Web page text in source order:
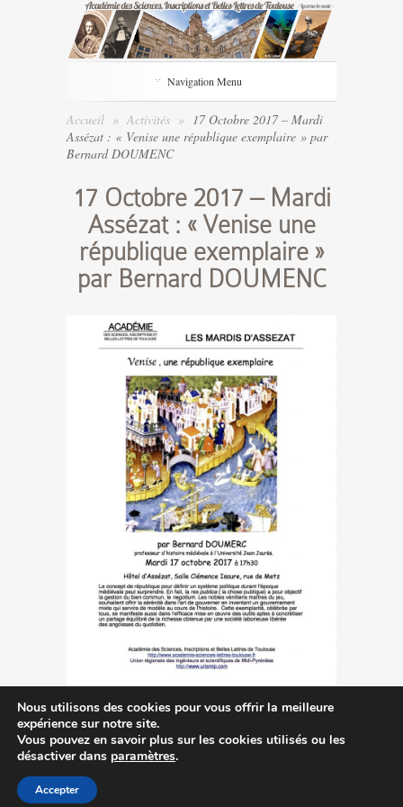
Navigation Menu
Accueil » Activités » 17 Octobre 2017 – Mardi
Assézat : « Venise une république exemplaire » par
Bernard DOUMENC
17 Octobre 2017 – Mardi
Assézat : « Venise une
république exemplaire »
par Bernard DOUMENC
Nous utilisons des cookies pour vous offrir la meilleure
expérience sur notre site.
Vous pouvez en savoir plus sur les cookies utilisés ou les
désactiver dans paramètres.
Accepter